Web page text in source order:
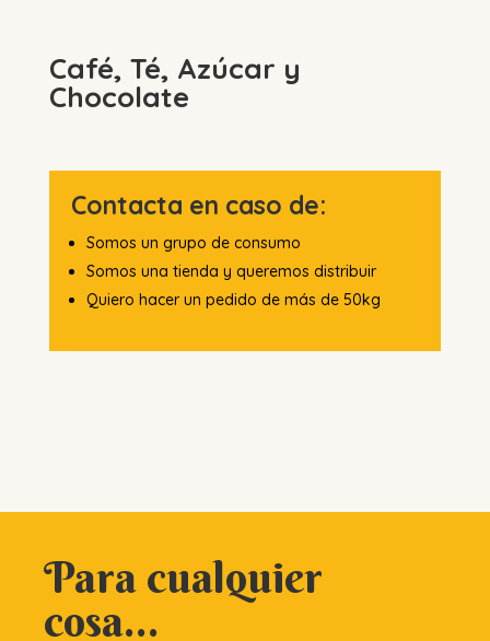
Café, Té, Azúcar y
Chocolate
Contacta en caso de:
Somos un grupo de consumo
Somos una tienda y queremos distribuir
Quiero hacer un pedido de más de 50kg
Para cualquier
cosa...